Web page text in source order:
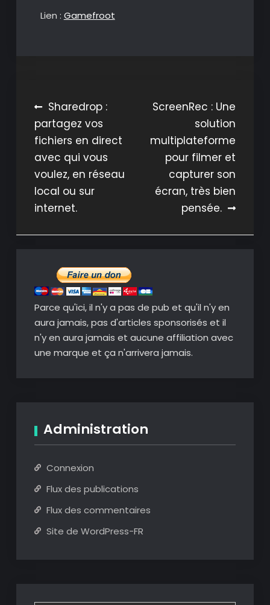
Lien : Gamefroot
Navigation
de
l’article
Sharedrop :
partagez vos
fichiers en direct
avec qui vous
voulez, en réseau
local ou sur
internet.
ScreenRec : Une
solution
multiplateforme
pour filmer et
capturer son
écran, très bien
pensée.
Parce qu'ici, il n'y a pas de pub et qu'il n'y en
aura jamais, pas d'articles sponsorisés et il
n'y en aura jamais et aucune affiliation avec
une marque et ça n'arrivera jamais.
Administration
Connexion
Flux des publications
Flux des commentaires
Site de WordPress-FR